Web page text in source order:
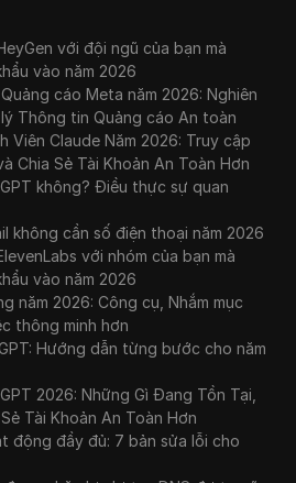
với đội ngũ của bạn mà
vào năm 2026
cáo Meta năm 2026: Nghiên
Thông tin Quảng cáo An toàn
Viên Claude Năm 2026: Truy cập
Chia Sẻ Tài Khoản An Toàn Hơn
không? Điều thực sự quan
không cần số điện thoại năm 2026
với nhóm của bạn mà
vào năm 2026
năm 2026: Công cụ, Nhắm mục
thông minh hơn
Hướng dẫn từng bước cho năm
2026: Những Gì Đang Tồn Tại,
Tài Khoản An Toàn Hơn
động đầy đủ: 7 bản sửa lỗi cho